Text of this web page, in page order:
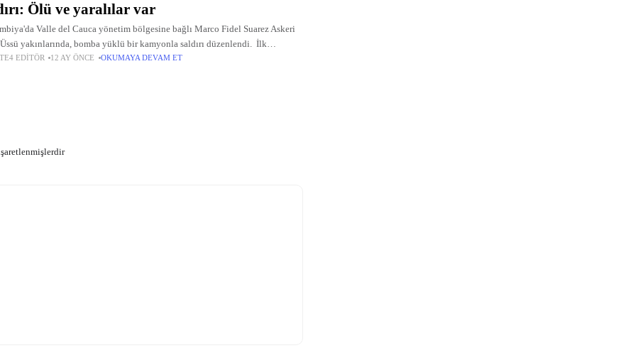
Ölü ve yaralılar var
Valle del Cauca yönetim bölgesine bağlı Marco Fidel Suarez Askeri
yakınlarında, bomba yüklü bir kamyonla saldırı düzenlendi. İlk
göre, bombalı saldırıda 5 kişi hayatını
EDITÖR 12 AY ÖNCE OKUMAYA DEVAM ET